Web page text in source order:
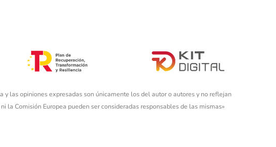
y las opiniones expresadas son únicamente los del autor o autores y no reflejan
la Comisión Europea pueden ser consideradas responsables de las mismas»